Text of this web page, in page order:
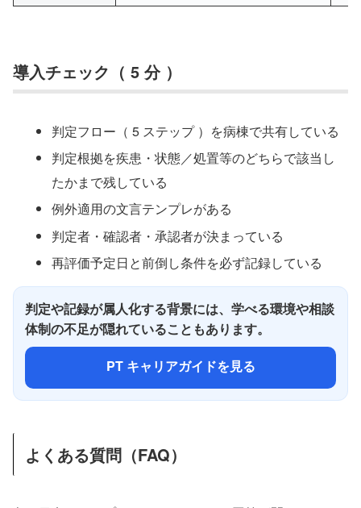
導入チェック（ 5 分 ）
判定フロー（ 5 ステップ ）を病棟で共有している
判定根拠を疾患・状態／処置等のどちらで該当し
たかまで残している
例外適用の文言テンプレがある
判定者・確認者・承認者が決まっている
再評価予定日と前倒し条件を必ず記録している
判定や記録が属人化する背景には、学べる環境や相談
体制の不足が隠れていることもあります。
PT キャリアガイドを見る
よくある質問（FAQ）